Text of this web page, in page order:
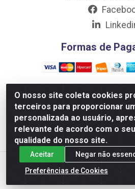
O nosso site coleta cookies
terceiros para proporcionar
personalizada ao usuário,
relevante de acordo com o
qualidade do nosso site.
Aceitar
Negar não
Preferências de Cookies
Formas de
Distribuidora Prime LTDA - Av.
- Flores, Manaus/AM - CEP
10.717.750/